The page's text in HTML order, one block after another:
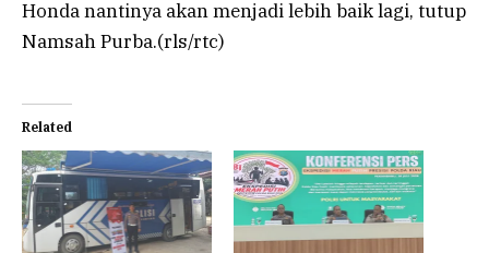
Honda nantinya akan menjadi lebih baik lagi, tutup
Namsah Purba.(rls/rtc)
Related